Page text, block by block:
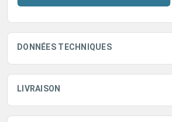
DONNÉES TECHNIQUES
LIVRAISON